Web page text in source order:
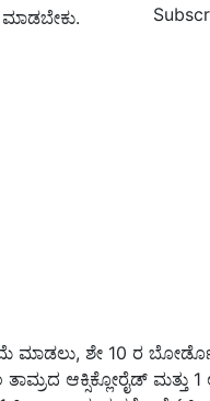
ಶೇ 10 ರ ಬೋರ್ಡೊ
ಆಕ್ಸಿಕ್ಲೋರೈಡ್ ಮತ್ತು